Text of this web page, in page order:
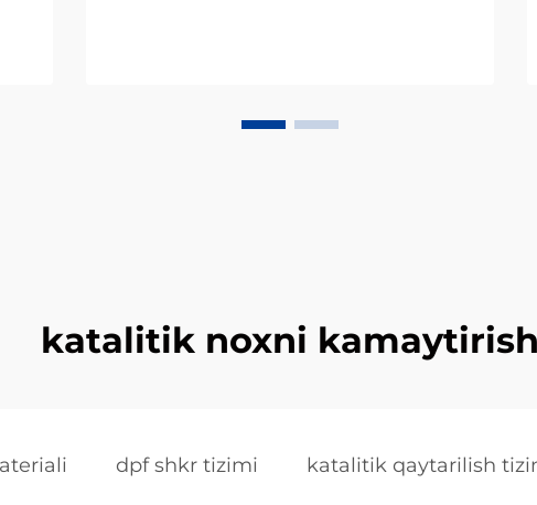
katalitik noxni kamaytirish
dpf shkr tizimi katalitik qaytarilish